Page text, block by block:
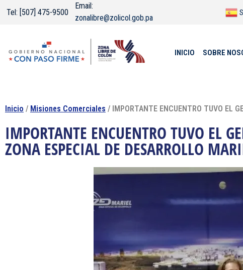
Tel: [507] 475-9500
Email:
zonalibre@zolicol.gob.pa
INICIO SOBRE
Inicio / Misiones Comerciales / IMPORTANTE ENCUENTRO TUVO EL
IMPORTANTE ENCUENTRO TUVO EL
ZONA ESPECIAL DE DESARROLLO